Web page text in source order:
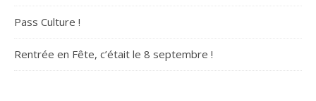
Pass Culture !
Rentrée en Fête, c’était le 8 septembre !